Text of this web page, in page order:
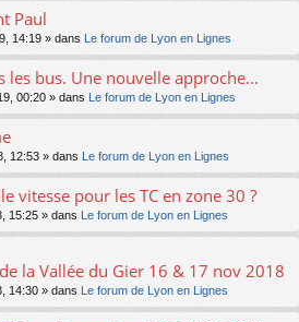
Paul
14:19 » dans Le forum de Lyon en Lignes
les bus. Une nouvelle approche...
00:20 » dans Le forum de Lyon en Lignes
12:53 » dans Le forum de Lyon en Lignes
vitesse pour les TC en zone 30 ?
15:25 » dans Le forum de Lyon en Lignes
la Vallée du Gier 16 & 17 nov 2018
14:30 » dans Le forum de Lyon en Lignes